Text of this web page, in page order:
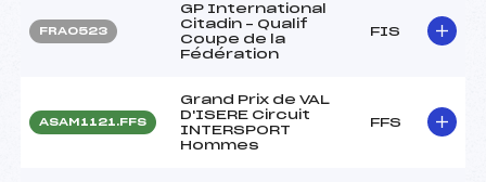
FRA0523
GP International
Citadin – Qualif
Coupe de la
Fédération
FIS
ASAM1121.FFS
Grand Prix de VAL
D'ISERE Circuit
INTERSPORT
Hommes
FFS